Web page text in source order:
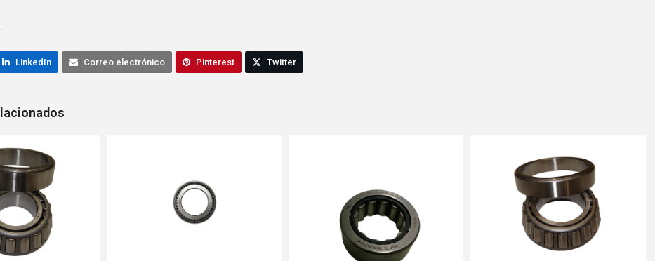
LinkedIn Correo electrónico Pinterest Twitter